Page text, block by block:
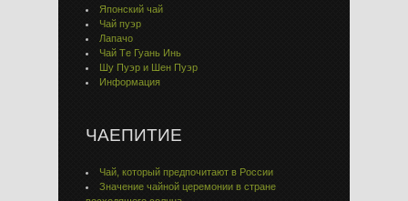
Японский чай
Чай пуэр
Лапачо
Чай Тe Гуaнь Инь
Шу Пуэр и Шен Пуэр
Информация
ЧАЕПИТИЕ
Чай, который предпочитают в России
Значение чайной церемонии в стране